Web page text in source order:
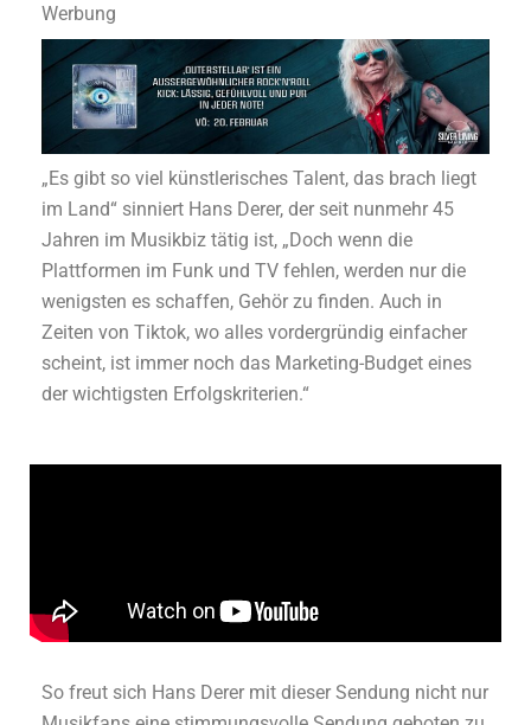
Werbung
„Es gibt so viel künstlerisches Talent, das brach liegt
im Land“ sinniert Hans Derer, der seit nunmehr 45
Jahren im Musikbiz tätig ist, „Doch wenn die
Plattformen im Funk und TV fehlen, werden nur die
wenigsten es schaffen, Gehör zu finden. Auch in
Zeiten von Tiktok, wo alles vordergründig einfacher
scheint, ist immer noch das Marketing-Budget eines
der wichtigsten Erfolgskriterien.“
So freut sich Hans Derer mit dieser Sendung nicht nur